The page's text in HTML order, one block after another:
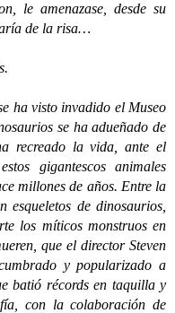
le amenazase, desde su
de la risa…
visto invadido el Museo
se ha adueñado de
recreado la vida, ante el
gigantescos animales
millones de años. Entre la
esqueletos de dinosaurios,
los míticos monstruos en
que el director Steven
y popularizado a
batió récords en taquilla y
con la colaboración de